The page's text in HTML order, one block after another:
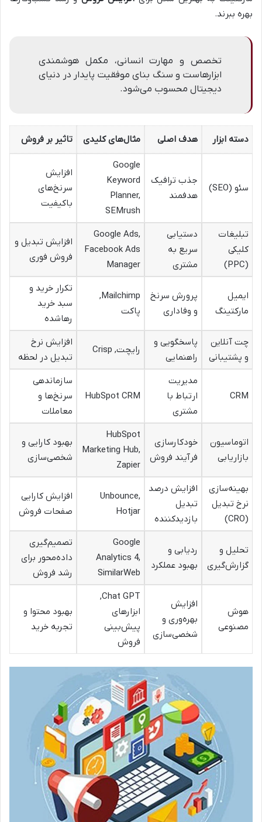
بهره ببرند.
تخصص و مهارت انسانی، مکمل هوشمندی
ابزارهاست و سنگ بنای موفقیت پایدار در دنیای
دیجیتال محسوب می‌شود.
دسته ابزار هدف اصلی مثال‌های کلیدی تاثیر بر فروش
سئو (SEO)
جذب ترافیک
هدفمند
Google
Keyword
Planner,
SEMrush
افزایش
سرنخ‌های
باکیفیت
تبلیغات
کلیکی
(PPC)
دستیابی
سریع به
مشتری
Google Ads,
Facebook Ads
Manager
افزایش تبدیل و
فروش فوری
ایمیل
مارکتینگ
پرورش سرنخ
و وفاداری
Mailchimp,
پاکت
تکرار خرید و
سبد خرید
رهاشده
چت آنلاین
و پشتیبانی
پاسخگویی و
راهنمایی
رایچت, Crisp
افزایش نرخ
تبدیل در لحظه
CRM
مدیریت
ارتباط با
مشتری
HubSpot CRM
سازماندهی
سرنخ‌ها و
معاملات
اتوماسیون
بازاریابی
خودکارسازی
فرآیند فروش
HubSpot
Marketing Hub,
Zapier
بهبود کارایی و
شخصی‌سازی
بهینه‌سازی
نرخ تبدیل
(CRO)
افزایش درصد
تبدیل
بازدیدکننده
Unbounce,
Hotjar
افزایش کارایی
صفحات فروش
تحلیل و
گزارش‌گیری
ردیابی و
بهبود عملکرد
Google
Analytics 4,
SimilarWeb
تصمیم‌گیری
داده‌محور برای
رشد فروش
هوش
مصنوعی
افزایش
بهره‌وری و
شخصی‌سازی
Chat GPT,
ابزارهای
پیش‌بینی
فروش
بهبود محتوا و
تجربه خرید